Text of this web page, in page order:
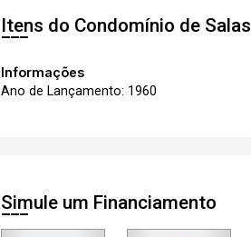
Itens do Condomínio de Salas
Informações
Ano de Lançamento: 1960
Simule um Financiamento